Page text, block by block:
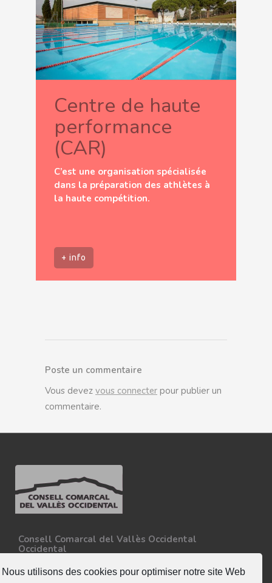
Nous utilisons des cookies pour optimiser notre site Web
Centre de haute
performance
(CAR)
C’est une organisation spécialisée
dans la préparation des athlètes à
la haute compétition.
+ info
Poste un commentaire
Vous devez vous connecter pour publier un
commentaire.
Consell Comarcal del Vallès Occidental
Occidental
08227 - Terrassa
Tel. 93 727 35 34